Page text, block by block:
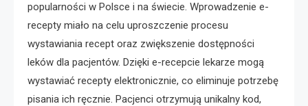
popularności w Polsce i na świecie. Wprowadzenie e-
recepty miało na celu uproszczenie procesu
wystawiania recept oraz zwiększenie dostępności
leków dla pacjentów. Dzięki e-recepcie lekarze mogą
wystawiać recepty elektronicznie, co eliminuje potrzebę
pisania ich ręcznie. Pacjenci otrzymują unikalny kod,